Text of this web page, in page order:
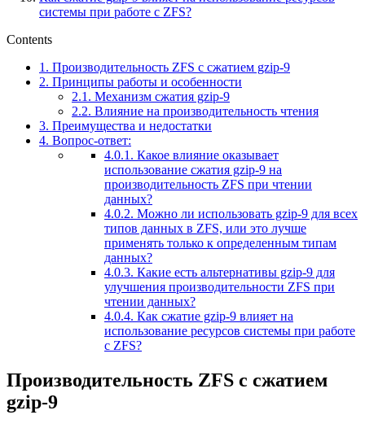
системы при работе с ZFS?
Contents
1. Производительность ZFS с сжатием gzip-9
2. Принципы работы и особенности
2.1. Механизм сжатия gzip-9
2.2. Влияние на производительность чтения
3. Преимущества и недостатки
4. Вопрос-ответ:
4.0.1. Какое влияние оказывает
использование сжатия gzip-9 на
производительность ZFS при чтении
данных?
4.0.2. Можно ли использовать gzip-9 для всех
типов данных в ZFS, или это лучше
применять только к определенным типам
данных?
4.0.3. Какие есть альтернативы gzip-9 для
улучшения производительности ZFS при
чтении данных?
4.0.4. Как сжатие gzip-9 влияет на
использование ресурсов системы при работе
с ZFS?
Производительность ZFS с сжатием
gzip-9